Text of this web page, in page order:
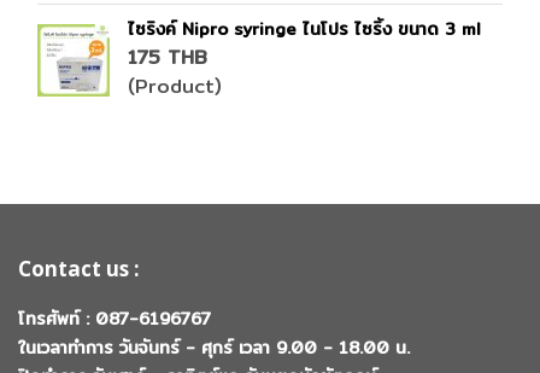
ไซริงค์ Nipro syringe ไนโปร ไซริ้ง ขนาด 3 ml
175 THB
(Product)
Contact us :
โทรศัพท์ : 087-6196767
ในเวลาทำการ วันจันทร์ - ศุกร์ เวลา 9.00 - 18.00 น.